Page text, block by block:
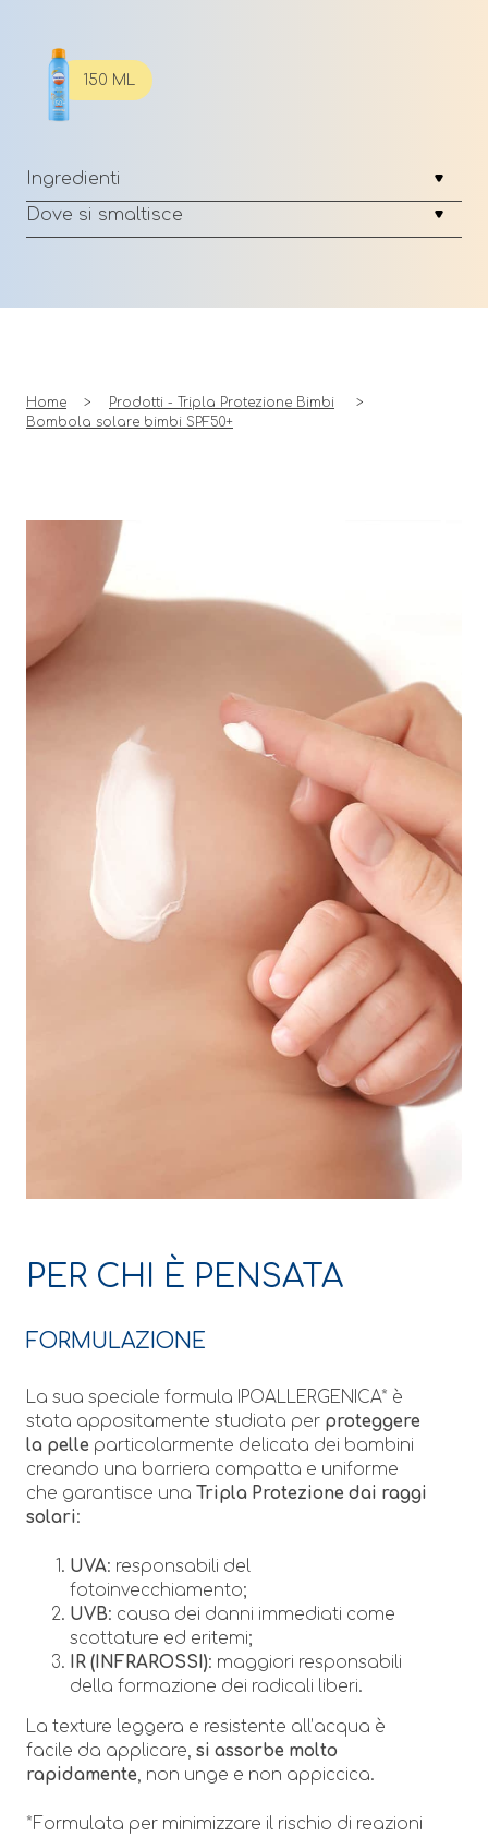
150 ML
Ingredienti
Dove si smaltisce
Home
Prodotti - Tripla Protezione Bimbi
Bombola solare bimbi SPF50+
PER CHI È PENSATA
FORMULAZIONE
La sua speciale formula IPOALLERGENICA* è
stata appositamente studiata per proteggere
la pelle particolarmente delicata dei bambini
creando una barriera compatta e uniforme
che garantisce una Tripla Protezione dai raggi
solari:
UVA: responsabili del
fotoinvecchiamento;
UVB: causa dei danni immediati come
scottature ed eritemi;
IR (INFRAROSSI): maggiori responsabili
della formazione dei radicali liberi.
La texture leggera e resistente all’acqua è
facile da applicare, si assorbe molto
rapidamente, non unge e non appiccica.
*Formulata per minimizzare il rischio di reazioni